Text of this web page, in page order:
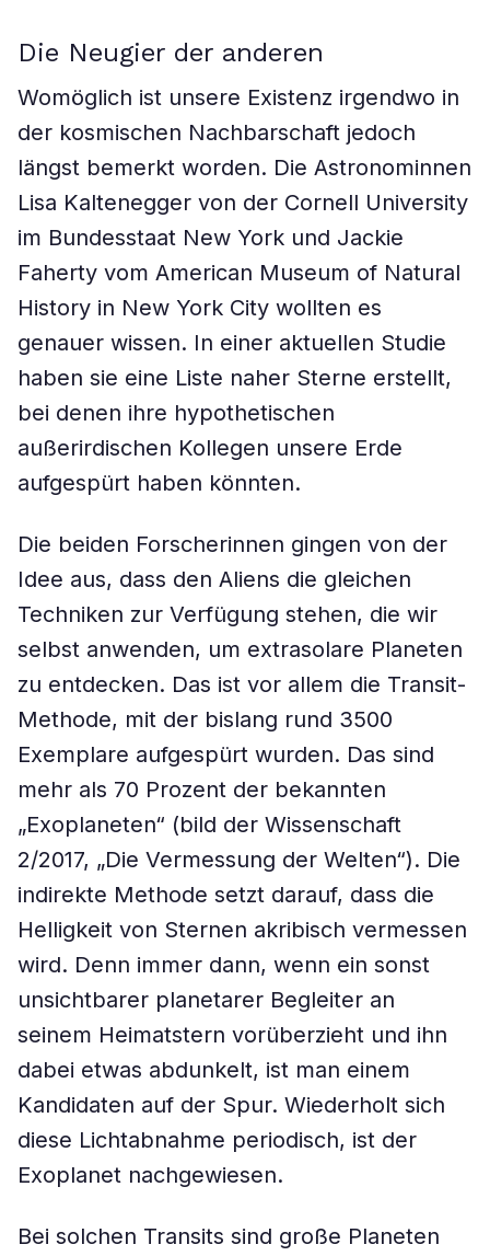
Die Neugier der anderen
Womöglich ist unsere Existenz irgendwo in
der kosmischen Nachbarschaft jedoch
längst bemerkt worden. Die Astronominnen
Lisa Kaltenegger von der Cornell University
im Bundesstaat New York und Jackie
Faherty vom American Museum of Natural
History in New York City wollten es
genauer wissen. In einer aktuellen Studie
haben sie eine Liste naher Sterne erstellt,
bei denen ihre hypothetischen
außerirdischen Kollegen unsere Erde
aufgespürt haben könnten.
Die beiden Forscherinnen gingen von der
Idee aus, dass den Aliens die gleichen
Techniken zur Verfügung stehen, die wir
selbst anwenden, um extrasolare Planeten
zu entdecken. Das ist vor allem die Transit-
Methode, mit der bislang rund 3500
Exemplare aufgespürt wurden. Das sind
mehr als 70 Prozent der bekannten
„Exoplaneten“ (bild der Wissenschaft
2/2017, „Die Vermessung der Welten“). Die
indirekte Methode setzt darauf, dass die
Helligkeit von Sternen akribisch vermessen
wird. Denn immer dann, wenn ein sonst
unsichtbarer planetarer Begleiter an
seinem Heimatstern vorüberzieht und ihn
dabei etwas abdunkelt, ist man einem
Kandidaten auf der Spur. Wiederholt sich
diese Lichtabnahme periodisch, ist der
Exoplanet nachgewiesen.
Bei solchen Transits sind große Planeten